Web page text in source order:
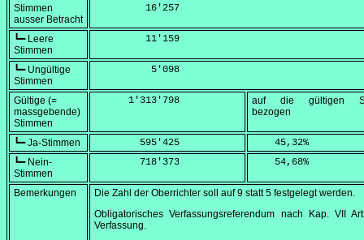
Stimmen
ausser Betracht
         16'257
┗━ Leere
Stimmen
         11'159
┗━ Ungültige
Stimmen
          5'098
Gültige (=
massgebende)
Stimmen
      1'313'798
auf die gültigen
bezogen
┗━ Ja-Stimmen
        595'425
    45,32
%
┗━ Nein-
Stimmen
        718'373
    54,68
%
Bemerkungen
Die Zahl der Oberrichter soll auf 9 statt 5 festgelegt werden.
Obligatorisches Verfassungsreferendum nach Kap. VII
Verfassung.